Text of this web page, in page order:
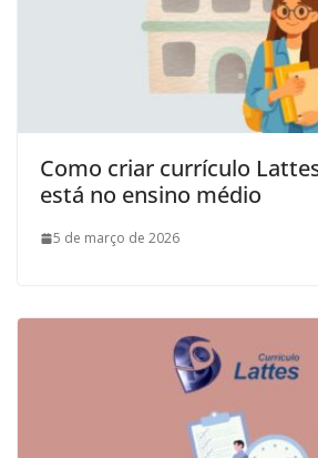
Como criar currículo
está no ensino médio
5 de março de 2026